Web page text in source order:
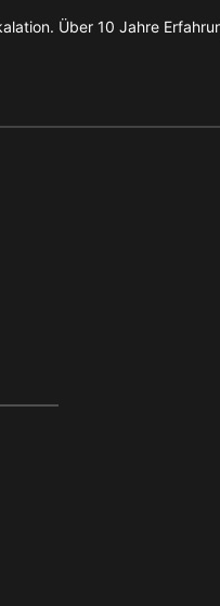
Über 10 Jahre